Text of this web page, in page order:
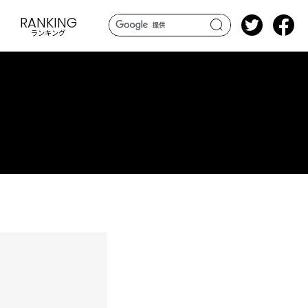
search
RANKING
ランキング